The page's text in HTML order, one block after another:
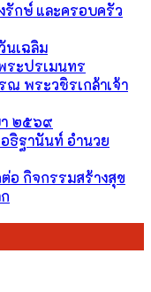
กษ์ และครอบครัว
นเฉลิม
ระปรเมนทร
พระวชิรเกล้าเจ้า
า ๒๕๖๙
ธิฐานันท์ อำนวย
อ กิจกรรมสร้างสุข